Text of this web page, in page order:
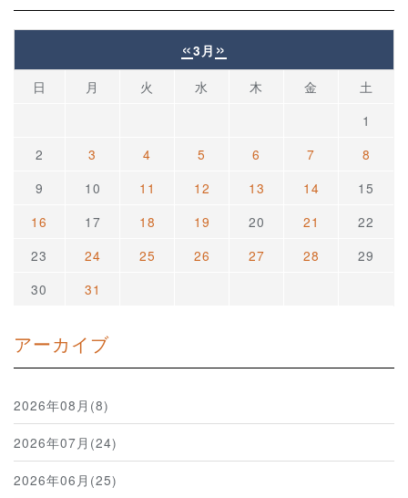
«3月 »
日 月 火 水 木 金
土
1
2
3 4 5 6 7
8
9
10 11 12 13 14
15
16
17 18 19 20 21
22
23
24 25 26 27 28
29
30
31
アーカイブ
2026年08月(8)
2026年07月(24)
2026年06月(25)